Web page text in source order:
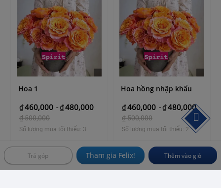
Hoa 1
₫460,000 -₫480,000
₫500,000
Số lượng mua tối thiểu: 3
VN
Hoa hồng nhập khẩu
₫460,000 -₫480,000
₫500,000
Số lượng mua tối thiểu: 2
VN
Trả góp Tham gia Felix! Thêm vào giỏ